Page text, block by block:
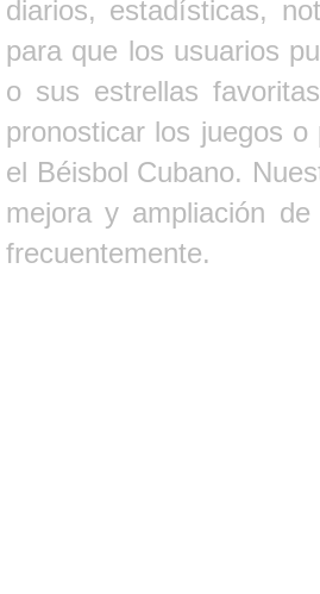
diarios, estadísticas,
para que los usuarios
o sus estrellas
pronosticar los juegos
el Béisbol Cubano.
mejora y ampliación
frecuentemente.